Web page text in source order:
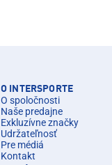
O INTERSPORTE
O spoločnosti
Naše predajne
Exkluzívne značky
Udržateľnosť
Pre médiá
Kontakt